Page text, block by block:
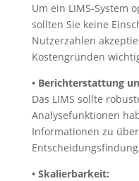
Um ein LIMS-System
sollten Sie keine
Nutzerzahlen
Kostengründen
• Berichterstattung
Das LIMS sollte
Analysefunktionen
Informationen zu
• Skalierbarkeit: